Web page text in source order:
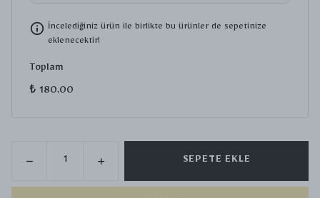
İncelediğiniz ürün ile birlikte bu ürünler de sepetinize
eklenecektir!
Toplam
₺ 180.00
SEPETE EKLE